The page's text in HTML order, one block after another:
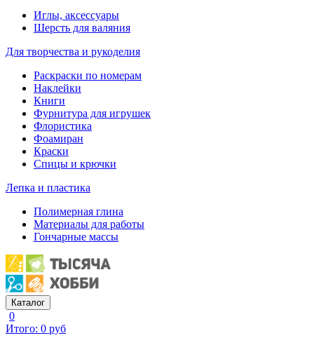
Иглы, аксессуары
Шерсть для валяния
Для творчества и рукоделия
Раскраски по номерам
Наклейки
Книги
Фурнитура для игрушек
Флористика
Фоамиран
Краски
Спицы и крючки
Лепка и пластика
Полимерная глина
Материалы для работы
Гончарные массы
Каталог
0
Итого: 0 руб